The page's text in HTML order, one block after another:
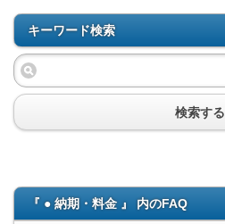
キーワード検索
検索する
『 ● 納期・料金 』 内のFAQ